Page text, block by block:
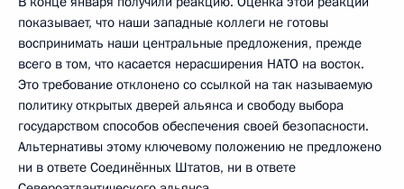
показывает, что наши западные коллеги не готовы
воспринимать наши центральные предложения, прежде
всего в том, что касается нерасширения НАТО на восток.
Это требование отклонено со ссылкой на так называемую
политику открытых дверей альянса и свободу выбора
государством способов обеспечения своей безопасности.
Альтернативы этому ключевому положению не предложено
ни в ответе Соединённых Штатов, ни в ответе